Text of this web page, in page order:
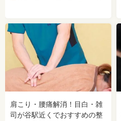
肩こり・腰痛解消！目白・雑
司が谷駅近くでおすすめの整